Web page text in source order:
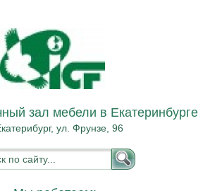
зал мебели в Екатеринбурге
ул. Фрунзе, 96